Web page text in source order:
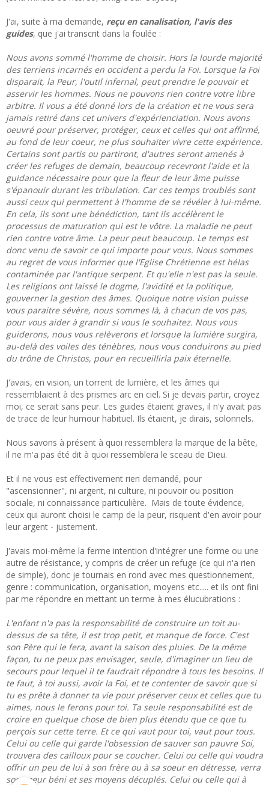
J'ai, suite à ma demande, reçu en canalisation, l'avis des
guides, que j'ai transcrit dans la foulée :
Nous avons sommé l'homme de choisir. Hors la lourde majorité
des terriens incarnés en occident a perdu la Foi. Lorsque la Foi
disparait, la Peur, l'outil infernal, peut prendre le pouvoir et
asservir les hommes. Nous ne pouvons rien contre votre libre
arbitre. Il vous a été donné lors de la création et ne vous sera
jamais retiré dans cet univers d'expérienciation. Nous avons
oeuvré pour préserver, protéger, ceux et celles qui ont affirmé,
au fond de leur coeur, ne plus souhaiter vivre cette expérience.
Certains sont partis ou partiront, d'autres seront amenés à
créer les refuges de demain, beaucoup recevront l'aide et la
guidance nécessaire pour que la fleur de leur âme puisse
s'épanouir durant les tribulation. Car ces temps troublés sont
aussi ceux qui permettent à l'homme de se révéler à lui-même.
En cela, ils sont une bénédiction, tant ils accélèrent le
processus de maturation qui est le vôtre. La maladie ne peut
rien contre votre âme. La peur peut beaucoup. Le temps est
donc venu de savoir ce qui importe pour vous. Nous sommes
au regret de vous informer que l'Eglise Chrétienne est hélas
contaminée par l'antique serpent. Et qu'elle n'est pas la seule.
Les religions ont laissé le dogme, l'avidité et la politique,
gouverner la gestion des âmes. Quoique notre vision puisse
vous paraitre sévère, nous sommes là, à chacun de vos pas,
pour vous aider à grandir si vous le souhaitez. Nous vous
guiderons, nous vous relèverons et lorsque la lumière surgira,
au-delà des voiles des ténèbres, nous vous conduirons au pied
du trône de Christos, pour en recueillirla paix éternelle.
J'avais, en vision, un torrent de lumière, et les âmes qui
ressemblaient à des prismes arc en ciel. Si je devais partir, croyez
moi, ce serait sans peur. Les guides étaient graves, il n'y avait pas
de trace de leur humour habituel. Ils étaient, je dirais, solonnels.
Nous savons à présent à quoi ressemblera la marque de la bête,
il ne m'a pas été dit à quoi ressemblera le sceau de Dieu.
Et il ne vous est effectivement rien demandé, pour
"ascensionner", ni argent, ni culture, ni pouvoir ou position
sociale, ni connaissance particulière. Mais de toute évidence,
ceux qui auront choisi le camp de la peur, risquent d'en avoir pour
leur argent - justement.
J'avais moi-même la ferme intention d'intégrer une forme ou une
autre de résistance, y compris de créer un refuge (ce qui n'a rien
de simple), donc je tournais en rond avec mes questionnement,
genre : communication, organisation, moyens etc..... et ils ont fini
par me répondre en mettant un terme à mes élucubrations :
L'enfant n'a pas la responsabilité de construire un toit au-
dessus de sa tête, il est trop petit, et manque de force. C'est
son Père qui le fera, avant la saison des pluies. De la même
façon, tu ne peux pas envisager, seule, d'imaginer un lieu de
secours pour lequel il te faudrait répondre à tous les besoins. Il
te faut, à toi aussi, avoir la Foi, et te contenter de savoir que si
tu es prête à donner ta vie pour préserver ceux et celles que tu
aimes, nous le ferons pour toi. Ta seule responsabilité est de
croire en quelque chose de bien plus étendu que ce que tu
perçois sur cette terre. Et ce qui vaut pour toi, vaut pour tous.
Celui ou celle qui garde l'obsession de sauver son pauvre Soi,
trouvera des cailloux pour se coucher. Celui ou celle qui voudra
offrir un peu de lui à son frère ou à sa soeur en détresse, verra
son coeur béni et ses moyens décuplés. Celui ou celle qui à